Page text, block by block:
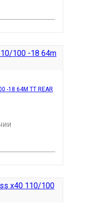
-18 64M TT REAR